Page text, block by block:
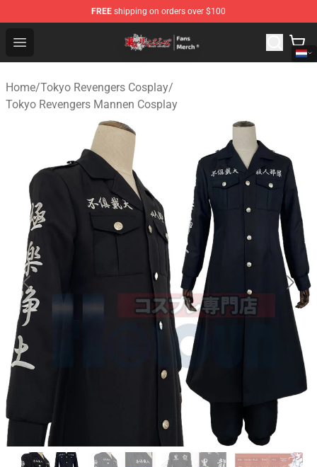
FREE shipping on orders over $100
Open menu
Tokyo Revengers Store - Official Tokyo Revengers
Home/Tokyo Revengers Cosplay/
Tokyo Revengers Mannen Cosplay